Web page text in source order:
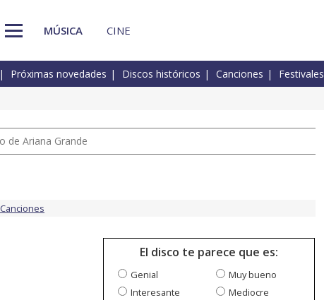
MÚSICA CINE
Próximas novedades Discos históricos Canciones Festivales
de Ariana Grande
Canciones
El disco te parece que es:
Genial
Muy bueno
Interesante
Mediocre